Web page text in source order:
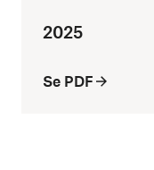
2025
Se PDF